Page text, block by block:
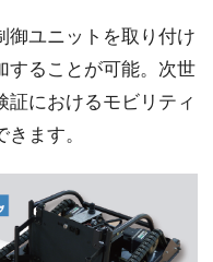
御ユニットを取り付け
することが可能。次世
証におけるモビリティ
ます。